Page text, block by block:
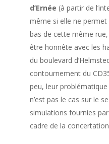
d’Ernée (à partir de
même si elle ne permet
bas de cette même
être honnête avec les
du boulevard
contournement du
peu, leur
n’est pas le cas sur le
simulations fournies
cadre de la